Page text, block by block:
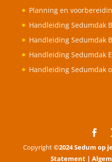
Planning en
Handleiding Sedumdak
Handleiding Sedumdak
Handleiding Sedumdak
Handleiding Sedumdak
Copyright©2024 Sedum op
Statement |